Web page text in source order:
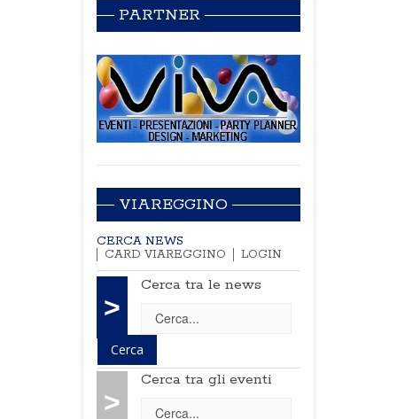
PARTNER
VIAREGGINO
CERCA NEWS
CARD VIAREGGINO
LOGIN
>
Cerca tra le news
>
Cerca tra gli eventi